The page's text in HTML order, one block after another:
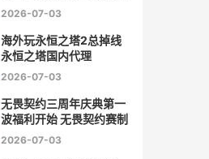
器 内附兑换码k68 steam
2026-07-03
海外玩永恒之塔2总掉线
永恒之塔国内代理
2026-07-03
无畏契约三周年庆典第一
波福利开始 无畏契约赛制
2026-07-03